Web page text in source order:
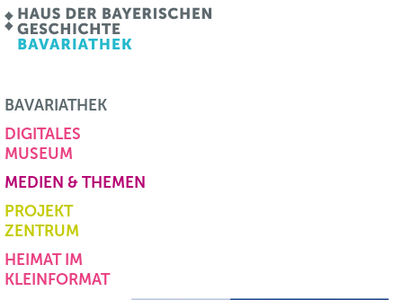
BAVARIATHEK
DIGITALES
MUSEUM
MEDIEN & THEMEN
PROJEKT
ZENTRUM
HEIMAT IM
KLEINFORMAT